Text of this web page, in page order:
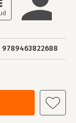
9789463822688